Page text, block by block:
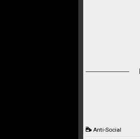
Anti-Social